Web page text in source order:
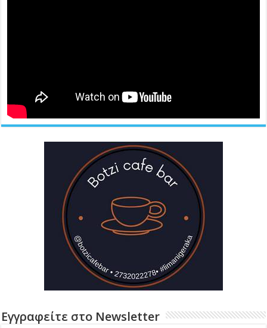
Εγγραφείτε στο Newsletter